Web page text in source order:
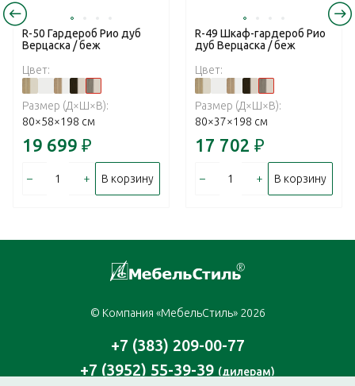
R-50 Гардероб Рио дуб
Верцаска / беж
Цвет:
Размер (Д×Ш×В):
80×58×198 см
19 699 ₽
– + В корзину
R-49 Шкаф-гардероб Рио
дуб Верцаска / беж
Цвет:
Размер (Д×Ш×В):
80×37×198 см
17 702 ₽
– + В корзину
© Компания «МебельСтиль» 2026
+7 (383) 209-00-77
+7 (3952) 55-39-39 (дилерам)